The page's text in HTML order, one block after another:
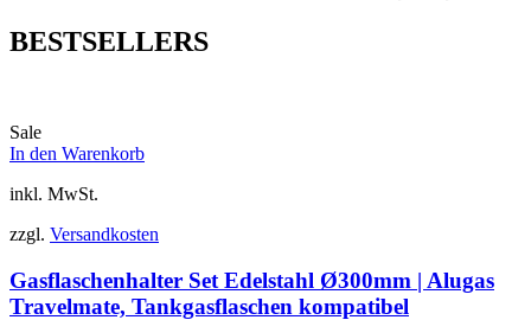
BESTSELLERS
Sale
In den Warenkorb
inkl. MwSt.
zzgl. Versandkosten
Gasflaschenhalter Set Edelstahl Ø300mm | Alugas
Travelmate, Tankgasflaschen kompatibel